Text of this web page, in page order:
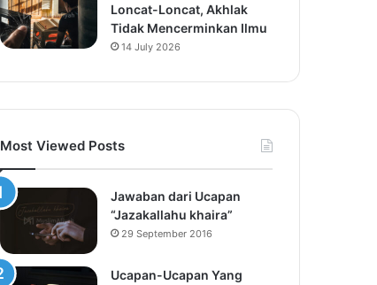
Loncat-Loncat, Akhlak
Tidak Mencerminkan Ilmu
14 July 2026
Most Viewed Posts
Jawaban dari Ucapan
“Jazakallahu khaira”
29 September 2016
Ucapan-Ucapan Yang